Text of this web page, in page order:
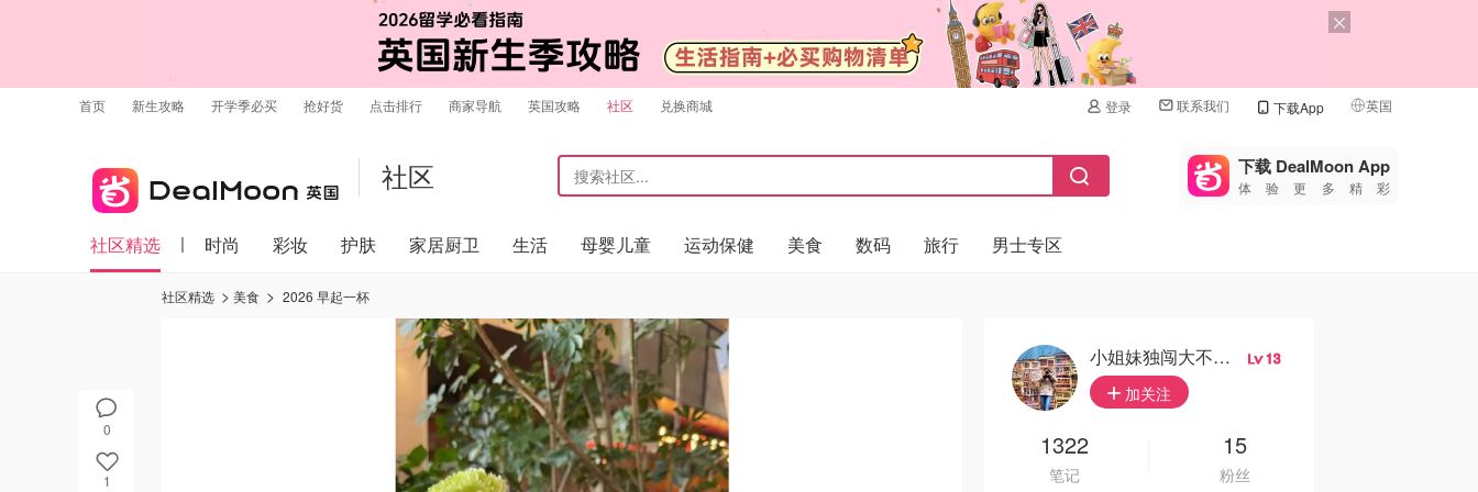
首页 新生攻略 开学季必买 抢好货 点击排行 商家导航 英国攻略 社区 兑换商城 登录 联系我们 下载App 英国
🇺🇸
🇨🇳 中国
🇩🇪
社区 下载 DealMoon App
体验更多精彩
社区精选 时尚 彩妆 护肤 家居厨卫 生活 母婴儿童 运动保健 美食 数码 旅行 男士专区
0
1
社区精选 美食 2026 早起一杯
小姐妹独闯大不累颠 13
加关注
1322
笔记
15
粉丝